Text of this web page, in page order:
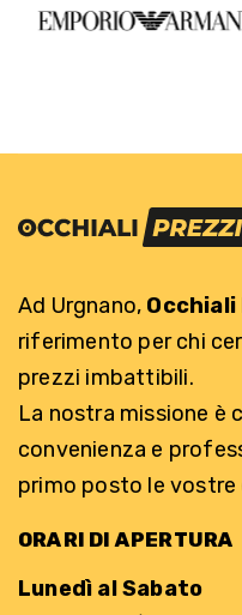
Ad Urgnano, Occhiali
riferimento per chi
prezzi imbattibili.
La nostra missione è
convenienza e
primo posto le vostre
ORARI DI APERTURA
Lunedì al Sabato